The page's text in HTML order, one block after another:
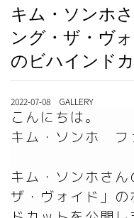
キム・ソンホ
ング・ザ・ヴ
のビハインド
2022-07-08 GALLERY
こんにちは。
キム・ソンホ　フ
キム・ソンホさん
ザ・ヴォイド」